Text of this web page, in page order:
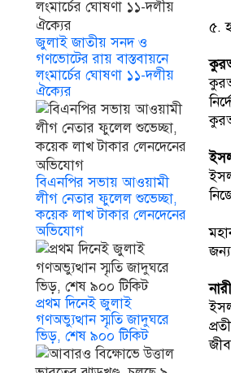
৫.
জুলাই জাতীয় সনদ ও
গণভোটের রায় বাস্তবায়নে
লংমার্চের ঘোষণা ১১-দলীয়
ঐক্যের
বিএনপির সভায় আওয়ামী
লীগ নেতার ফুলেল শুভেচ্ছা,
কয়েক লাখ টাকার লেনদেনের
অভিযোগ
প্রথম দিনেই জুলাই
গণঅভ্যুত্থান স্মৃতি জাদুঘরে
ভিড়, শেষ ৯০০ টিকিট